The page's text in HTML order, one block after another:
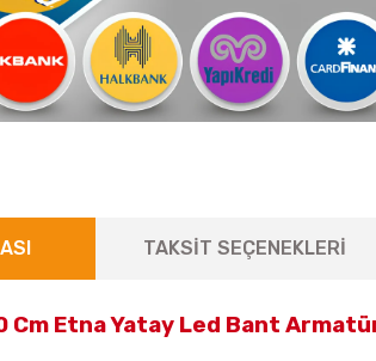
TAKSİT SEÇENEKLERİ
Cm Etna Yatay Led Bant